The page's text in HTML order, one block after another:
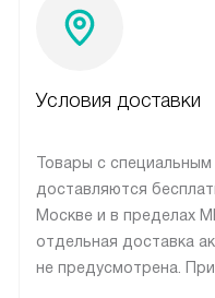
Условия доставки
Товары с
доставляются
Москве и в пределах
отдельная доставка
не предусмотрена. При